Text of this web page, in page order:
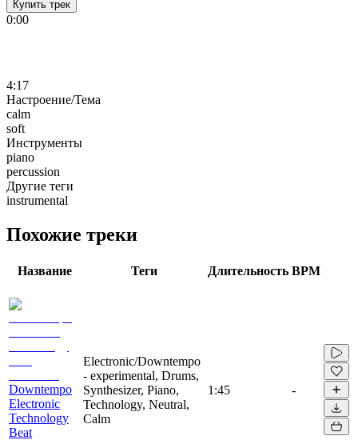
Купить трек
0:00
4:17
Настроение/Тема
calm
soft
Инструменты
piano
percussion
Другие теги
instrumental
Похожие треки
Название Теги Длительность BPM
Downtempo
Electronic
Technology
Beat
Electronic/Downtempo
- experimental, Drums,
Synthesizer, Piano,
Technology, Neutral,
Calm
1:45 -